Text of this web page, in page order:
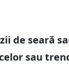
de seară
sau